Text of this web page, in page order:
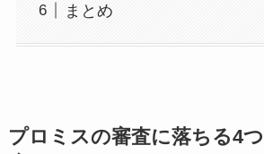
まとめ
プロミスの審査に落ちる4